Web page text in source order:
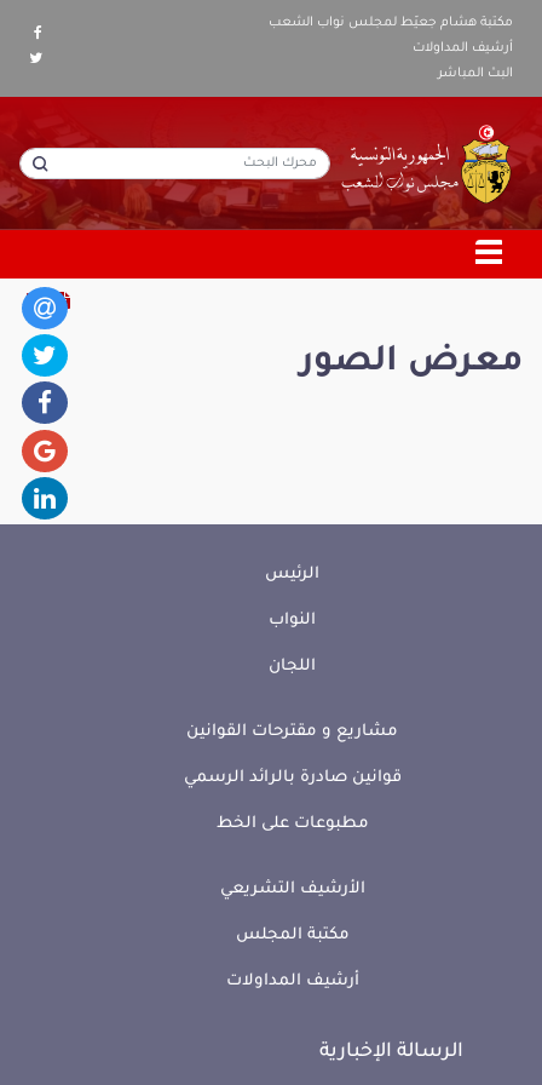
مكتبة هشام جعيّط لمجلس نواب الشعب
أرشيف المداولات
البث المباشر
معرض الصور
الرئيس
النواب
اللجان
مشاريع و مقترحات القوانين
قوانين صادرة بالرائد الرسمي
مطبوعات على الخط
الأرشيف التشريعي
مكتبة المجلس
أرشيف المداولات
الرسالة الإخبارية